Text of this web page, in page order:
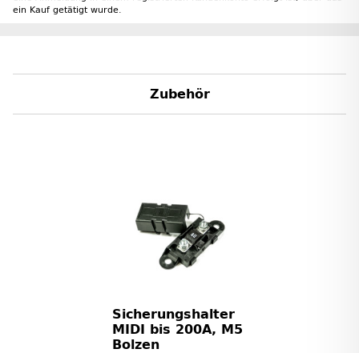
ein Kauf getätigt wurde.
Zubehör
Sicherungshalter
MIDI bis 200A, M5
Bolzen